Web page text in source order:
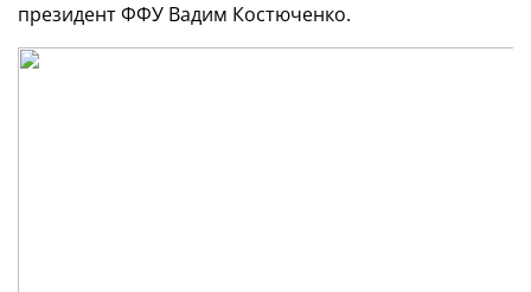
президент ФФУ Вадим Костюченко.